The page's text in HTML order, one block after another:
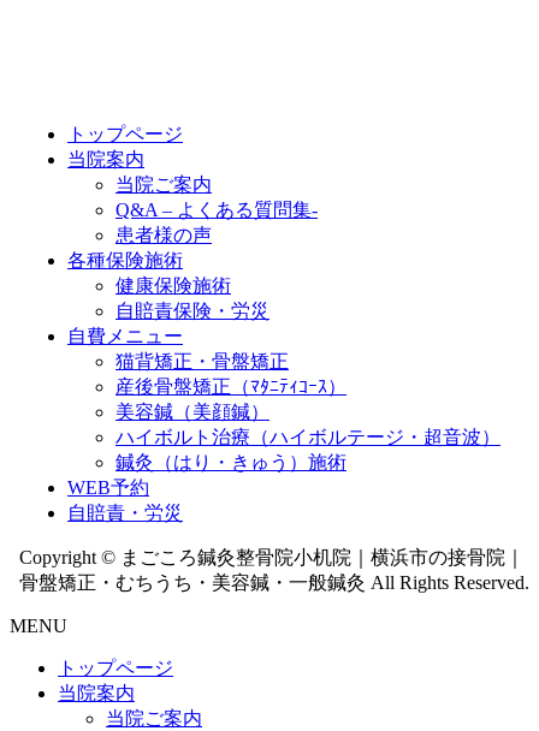
トップページ
当院案内
当院ご案内
Q&A – よくある質問集-
患者様の声
各種保険施術
健康保険施術
自賠責保険・労災
自費メニュー
猫背矯正・骨盤矯正
産後骨盤矯正（ﾏﾀﾆﾃｨｺｰｽ）
美容鍼（美顔鍼）
ハイボルト治療（ハイボルテージ・超音波）
鍼灸（はり・きゅう）施術
WEB予約
自賠責・労災
Copyright © まごころ鍼灸整骨院小机院｜横浜市の接骨院｜
骨盤矯正・むちうち・美容鍼・一般鍼灸 All Rights Reserved.
MENU
トップページ
当院案内
当院ご案内